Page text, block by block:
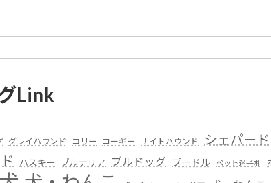
Link
グレイハウンド コリー コーギー サイトハウンド シェパード
ハスキー ブルテリア ブルドッグ プードル ペット迷子札